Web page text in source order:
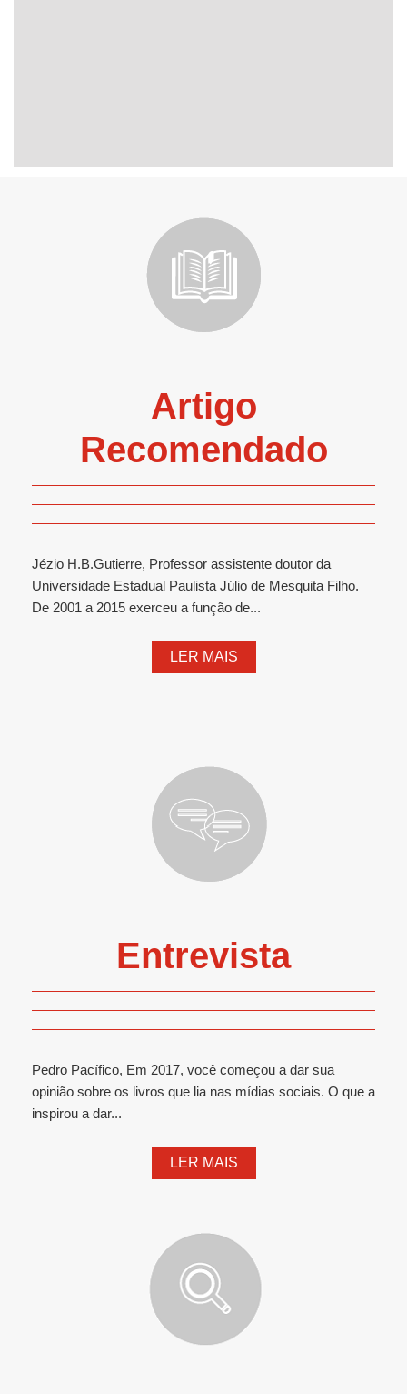
Artigo
Recomendado
Jézio H.B.Gutierre, Professor assistente doutor da
Universidade Estadual Paulista Júlio de Mesquita Filho.
De 2001 a 2015 exerceu a função de...
LER MAIS
Entrevista
Pedro Pacífico, Em 2017, você começou a dar sua
opinião sobre os livros que lia nas mídias sociais. O que a
inspirou a dar...
LER MAIS